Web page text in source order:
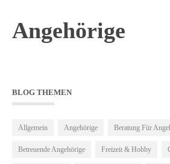
Angehörige
BLOG THEMEN
Allgemein Angehörige Beratung Für
Betreuende Angehörige Freizeit & Hobby